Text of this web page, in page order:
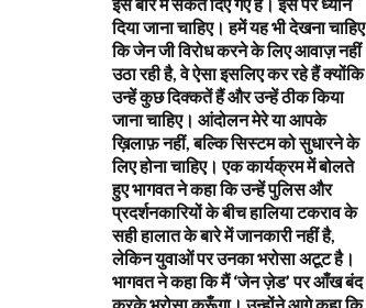
दिया जाना चाहिए। हमें यह भी देखना चाहिए
कि जेन जी विरोध करने के लिए आवाज़ नहीं
उठा रही है, वे ऐसा इसलिए कर रहे हैं क्योंकि
उन्हें कुछ दिक्कतें हैं और उन्हें ठीक किया
जाना चाहिए। आंदोलन मेरे या आपके
ख़िलाफ़ नहीं, बल्कि सिस्टम को सुधारने के
लिए होना चाहिए। एक कार्यक्रम में बोलते
हुए भागवत ने कहा कि उन्हें पुलिस और
प्रदर्शनकारियों के बीच हालिया टकराव के
सही हालात के बारे में जानकारी नहीं है,
लेकिन युवाओं पर उनका भरोसा अटूट है।
भागवत ने कहा कि मैं ‘जेन ज़ेड’ पर आँख बंद